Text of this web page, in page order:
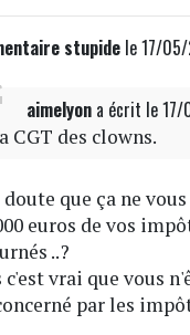
stupidele 17/05/
aimelyona écrit le
CGT des clowns.
doute que ça ne
euros de vos
..?
vrai que vous
par les